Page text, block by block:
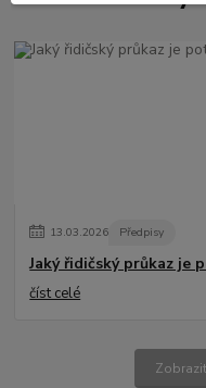
13.03.2026 Předpisy
Jaký řidičský průkaz je
číst celé